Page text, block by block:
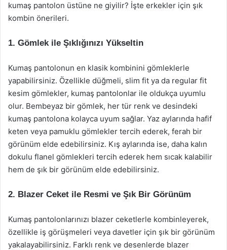
kumaş pantolon üstüne ne giyilir? İşte erkekler için şık
kombin önerileri.
1. Gömlek ile Şıklığınızı Yükseltin
Kumaş pantolonun en klasik kombinini gömleklerle
yapabilirsiniz. Özellikle düğmeli, slim fit ya da regular fit
kesim gömlekler, kumaş pantolonlar ile oldukça uyumlu
olur. Bembeyaz bir gömlek, her tür renk ve desindeki
kumaş pantolona kolayca uyum sağlar. Yaz aylarında hafif
keten veya pamuklu gömlekler tercih ederek, ferah bir
görünüm elde edebilirsiniz. Kış aylarında ise, daha kalın
dokulu flanel gömlekleri tercih ederek hem sıcak kalabilir
hem de şık bir görünüm elde edebilirsiniz.
2. Blazer Ceket ile Resmi ve Şık Bir Görünüm
Kumaş pantolonlarınızı blazer ceketlerle kombinleyerek,
özellikle iş görüşmeleri veya davetler için şık bir görünüm
yakalayabilirsiniz. Farklı renk ve desenlerde blazer